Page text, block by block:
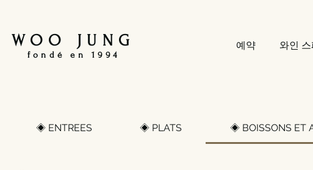
WOO JUNG
fondé en 1994
예약 와인 스
◈ ENTREES ◈ PLATS ◈ BOISSONS ET